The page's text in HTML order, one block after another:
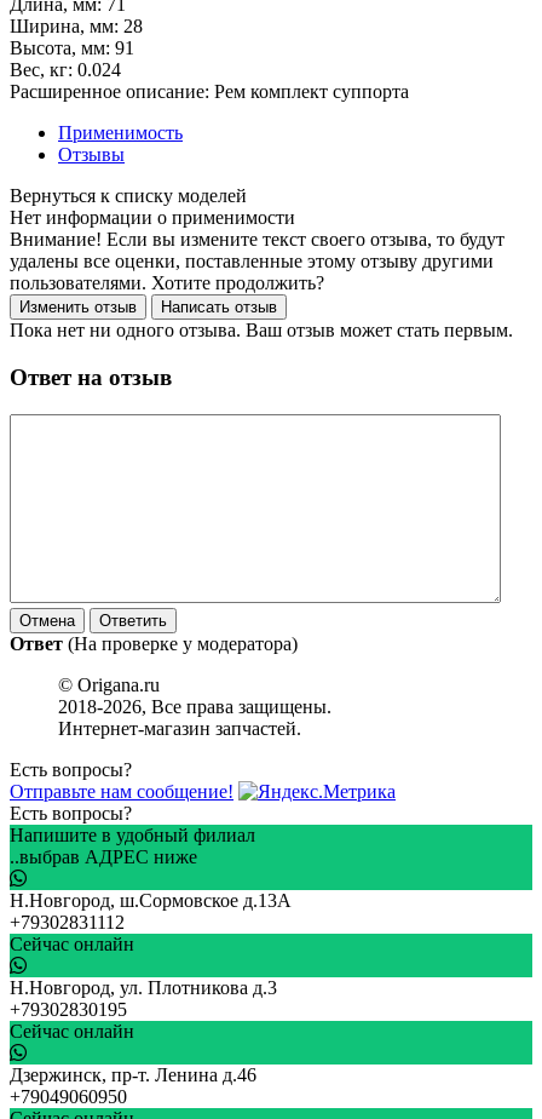
Длина, мм: 71
Ширина, мм: 28
Высота, мм: 91
Вес, кг: 0.024
Расширенное описание: Рем комплект суппорта
Применимость
Отзывы
Нет информации о применимости
Внимание! Если вы измените текст своего отзыва, то будут
удалены все оценки, поставленные этому отзыву другими
пользователями. Хотите продолжить?
Пока нет ни одного отзыва. Ваш отзыв может стать первым.
Ответ на отзыв
Ответ (На проверке у модератора)
© Origana.ru
2018-2026, Все права защищены.
Интернет-магазин запчастей.
Есть вопросы?
Отправьте нам сообщение!
Есть вопросы?
Напишите в удобный филиал
..выбрав АДРЕС ниже
Н.Новгород, ш.Сормовское д.13А
+79302831112
Сейчас онлайн
Н.Новгород, ул. Плотникова д.3
+79302830195
Сейчас онлайн
Дзержинск, пр-т. Ленина д.46
+79049060950